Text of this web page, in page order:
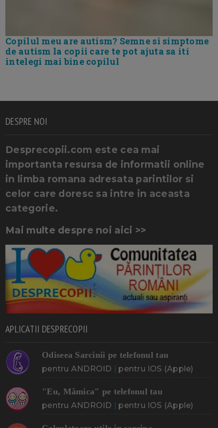
Copilul meu are autism? Semne si simptome
de autism la copii care te pot ajuta sa iti
intelegi mai bine copilul
DESPRE NOI
Desprecopii.com este cea mai
importanta resursa de informatii online
in limba romana adresata parintilor si
celor care doresc sa intre in aceasta
categorie.
Mai multe despre noi aici >>
APLICATII DESPRECOPII
Odiseea Sarcinii pe telefonul tau
pentru ANDROID | pentru IOS (Apple)
"Eu, Mămica" pe telefonul tau
pentru ANDROID | pentru IOS (Apple)